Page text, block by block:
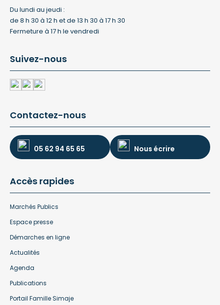
Du lundi au jeudi :
de 8 h 30 à 12 h et de 13 h 30 à 17 h 30
Fermeture à 17 h le vendredi
Suivez-nous
Contactez-nous
05 62 94 65 65 Nous écrire
Accès rapides
Marchés Publics
Espace presse
Démarches en ligne
Actualités
Agenda
Publications
Portail Famille Simaje